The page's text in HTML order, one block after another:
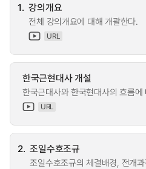
1. 강의개요
전체 강의개요에 대해 개괄한다.
URL
한국근현대사 개설
한국근대사와 한국현대사의 흐름에
URL
2. 조일수호조규
조일수호조규의 체결배경, 전개